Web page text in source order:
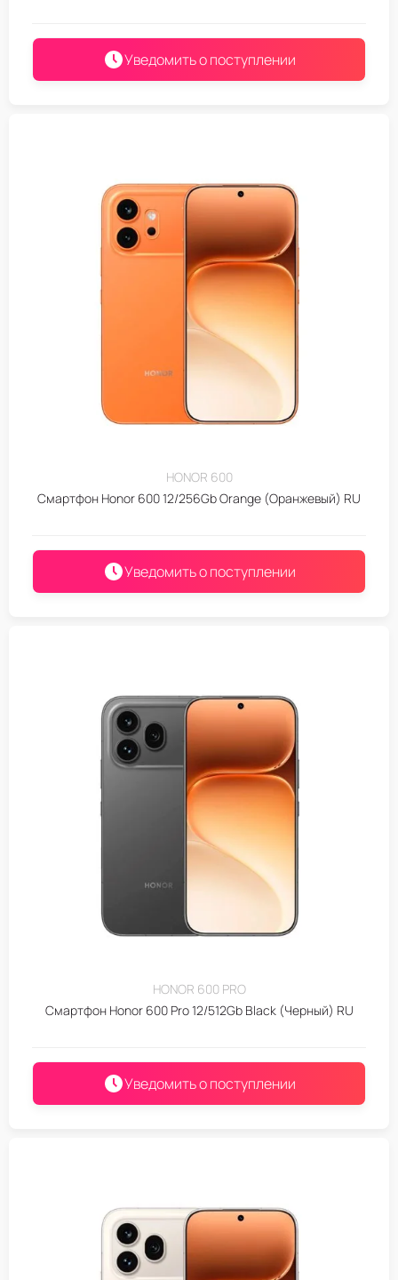
Уведомить о поступлении
HONOR 600
Смартфон Honor 600 12/256Gb Orange (Оранжевый) RU
Уведомить о поступлении
HONOR 600 PRO
Смартфон Honor 600 Pro 12/512Gb Black (Черный) RU
Уведомить о поступлении